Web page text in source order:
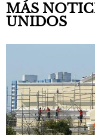
MÁS
UNIDOS